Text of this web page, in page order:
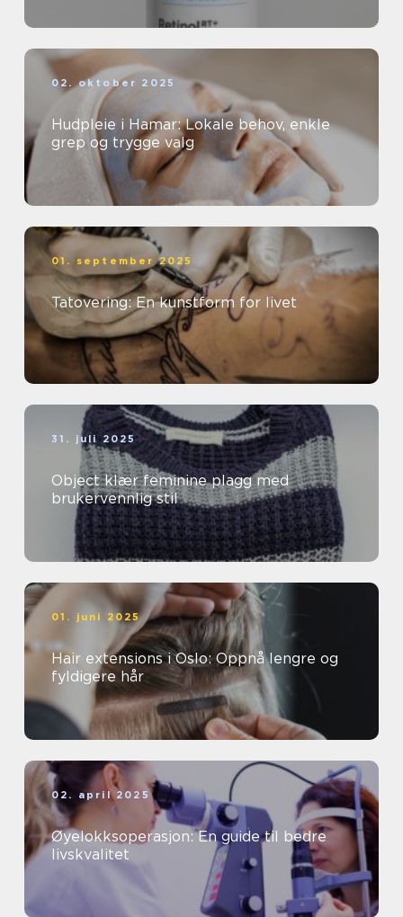
02. oktober 2025
Hudpleie i Hamar: Lokale behov, enkle
grep og trygge valg
01. september 2025
Tatovering: En kunstform for livet
31. juli 2025
Object klær feminine plagg med
brukervennlig stil
01. juni 2025
Hair extensions i Oslo: Oppnå lengre og
fyldigere hår
02. april 2025
Øyelokksoperasjon: En guide til bedre
livskvalitet